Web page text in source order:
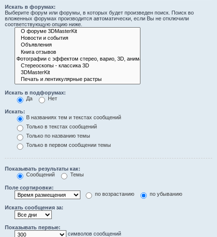
Искать в форумах:
Выберите форум или форумы, в которых будет произведен поиск. Поиск во
вложенных форумах производится автоматически, если Вы не отключили
соответствующую опцию ниже.
Искать в подфорумах:
Да
Нет
Искать:
В названиях тем и текстах сообщений
Только в текстах сообщений
Только по названию темы
Только в первом сообщении темы
Показывать результаты как:
Сообщений
Темы
Поле сортировки:
по возрастанию
по убыванию
Искать сообщения за:
Показывать первые:
символов сообщений